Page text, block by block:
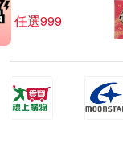
任選999